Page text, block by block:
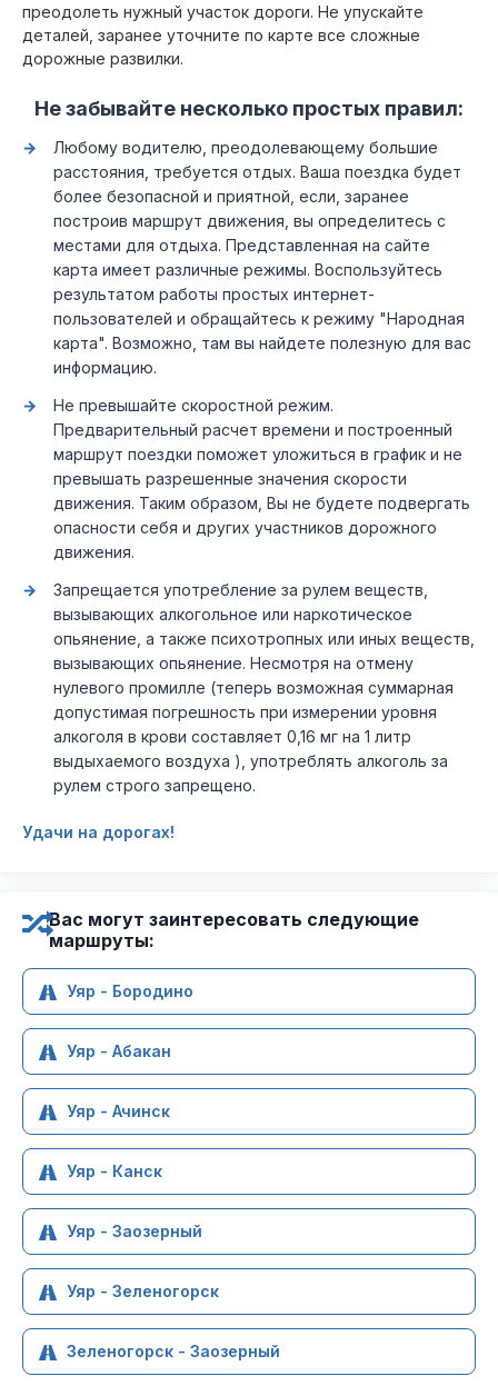
преодолеть нужный участок дороги. Не упускайте
деталей, заранее уточните по карте все сложные
дорожные развилки.
Не забывайте несколько простых правил:
Любому водителю, преодолевающему большие
расстояния, требуется отдых. Ваша поездка будет
более безопасной и приятной, если, заранее
построив маршрут движения, вы определитесь с
местами для отдыха. Представленная на сайте
карта имеет различные режимы. Воспользуйтесь
результатом работы простых интернет-
пользователей и обращайтесь к режиму "Народная
карта". Возможно, там вы найдете полезную для вас
информацию.
Не превышайте скоростной режим.
Предварительный расчет времени и построенный
маршрут поездки поможет уложиться в график и не
превышать разрешенные значения скорости
движения. Таким образом, Вы не будете подвергать
опасности себя и других участников дорожного
движения.
Запрещается употребление за рулем веществ,
вызывающих алкогольное или наркотическое
опьянение, а также психотропных или иных веществ,
вызывающих опьянение. Несмотря на отмену
нулевого промилле (теперь возможная суммарная
допустимая погрешность при измерении уровня
алкоголя в крови составляет 0,16 мг на 1 литр
выдыхаемого воздуха ), употреблять алкоголь за
рулем строго запрещено.
Удачи на дорогах!
Вас могут заинтересовать следующие
маршруты:
Уяр - Бородино
Уяр - Абакан
Уяр - Ачинск
Уяр - Канск
Уяр - Заозерный
Уяр - Зеленогорск
Зеленогорск - Заозерный